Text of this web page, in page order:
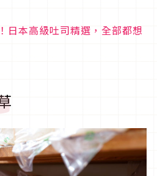
日本高級吐司精選，全部都想